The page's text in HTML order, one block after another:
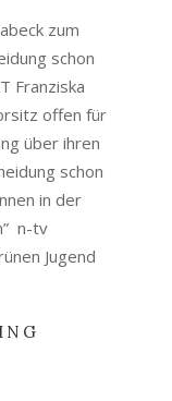
zum
schon
Franziska
offen für
über ihren
schon
in der
n-tv
Jugend